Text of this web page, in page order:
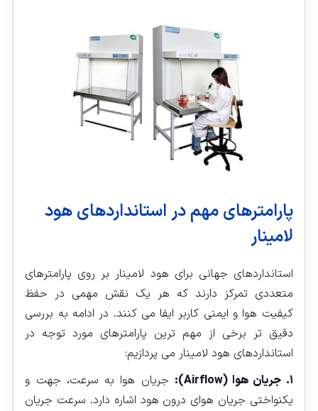
پارامترهای مهم در استانداردهای هود
لامینار
استانداردهای جهانی برای هود لامینار بر روی پارامترهای
متعددی تمرکز دارند که هر یک نقش مهمی در حفظ
کیفیت هوا و ایمنی کاربر ایفا می‌ کنند. در ادامه به بررسی
دقیق‌ تر برخی از مهم‌ ترین پارامترهای مورد توجه در
استانداردهای هود لامینار می‌ پردازیم:
۱. جریان هوا (Airflow):
جریان هوا به سرعت، جهت و
یکنواختی جریان هوای درون هود اشاره دارد. سرعت جریان